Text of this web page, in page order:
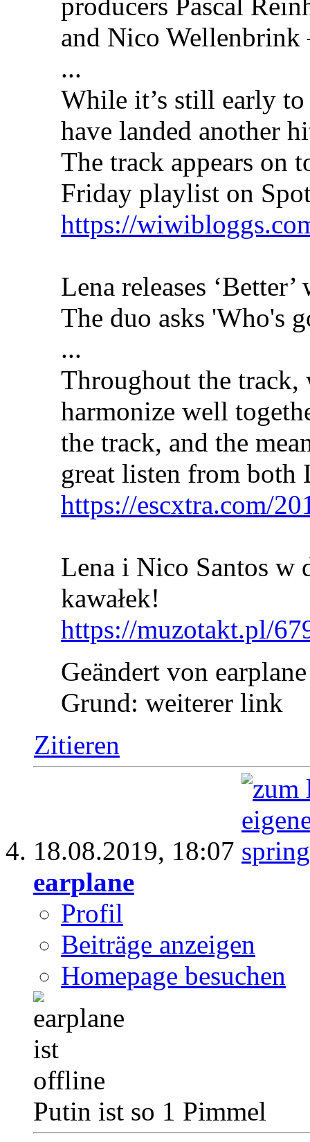
and Nico
...
While it’s still early
have landed another
The track appears on
Friday playlist on
https://
Lena releases
The duo asks 'Who's
...
Throughout the track,
harmonize well
the track, and the
great listen from both
https://escxtra.com/
Lena i Nico Santos w
kawałek!
https://muzotakt.pl/
Geändert von
Grund: weiterer link
Zitieren
18.08.2019, 18:07
earplane
Profil
Beiträge anzeigen
Homepage besuchen
Putin ist so 1 Pimmel